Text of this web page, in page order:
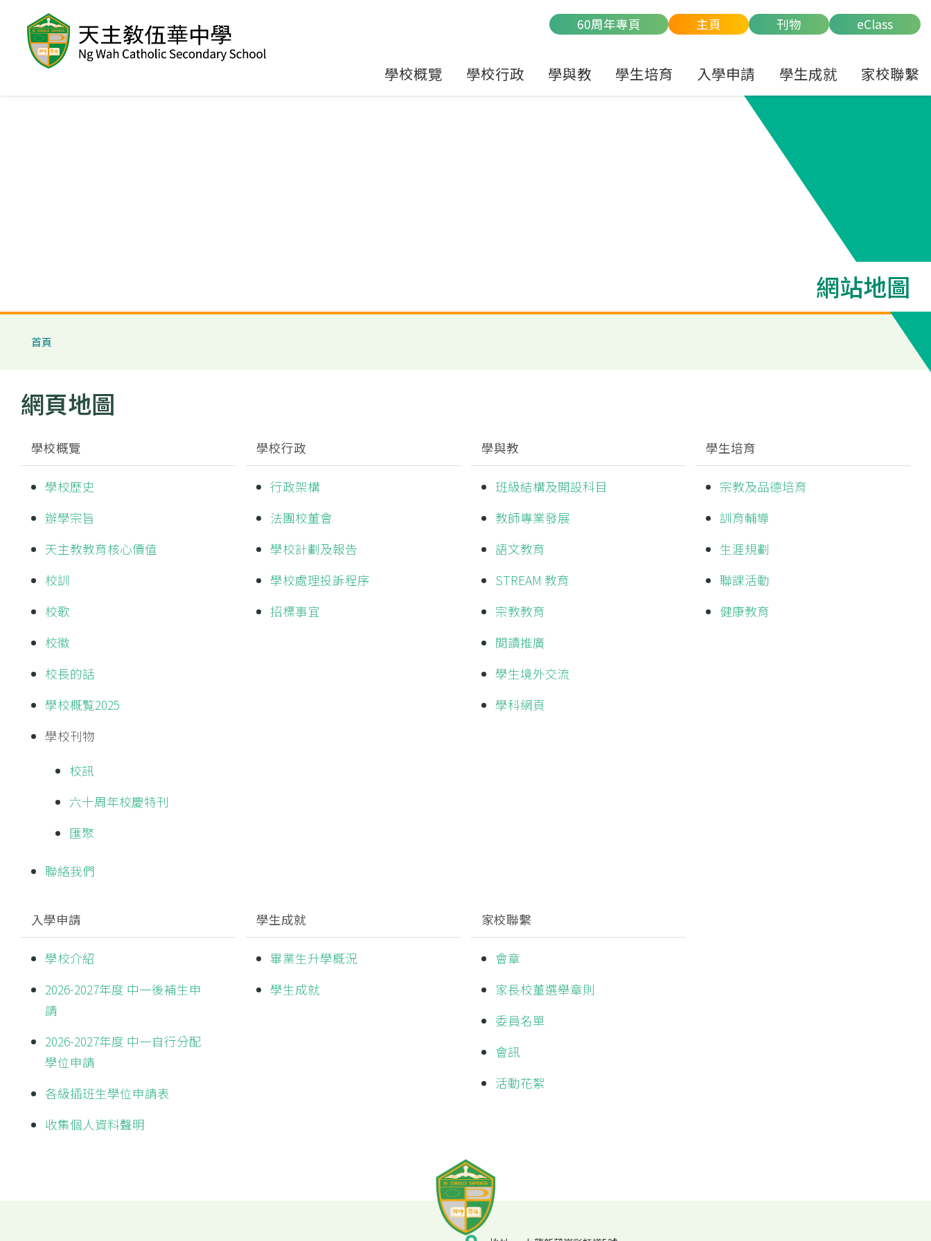
移至主內容
60周年專頁
主頁 刊物 eClass
學校概覽 學校行政 學與教 學生培育 入學申請 學生成就 家校聯繫
網站地圖
航
結
首頁
網頁地圖
學校概覽
學校歷史
辦學宗旨
天主教教育核心價值
校訓
校歌
校徽
校長的話
學校概覧2025
學校刊物
校訊
六十周年校慶特刊
匯聚
聯絡我們
學校行政
行政架構
法團校董會
學校計劃及報告
學校處理投訴程序
招標事宜
學與教
班級結構及開設科目
教師專業發展
語文教育
STREAM 教育
宗教教育
閲讀推廣
學生境外交流
學科網頁
學生培育
宗教及品德培育
訓育輔導
生涯規劃
聯課活動
健康教育
入學申請
學校介紹
2026-2027年度 中一後補生申
請
2026-2027年度 中一自行分配
學位申請
各級插班生學位申請表
收集個人資料聲明
學生成就
畢業生升學概況
學生成就
家校聯繫
會章
家長校董選舉章則
委員名單
會訊
活動花絮